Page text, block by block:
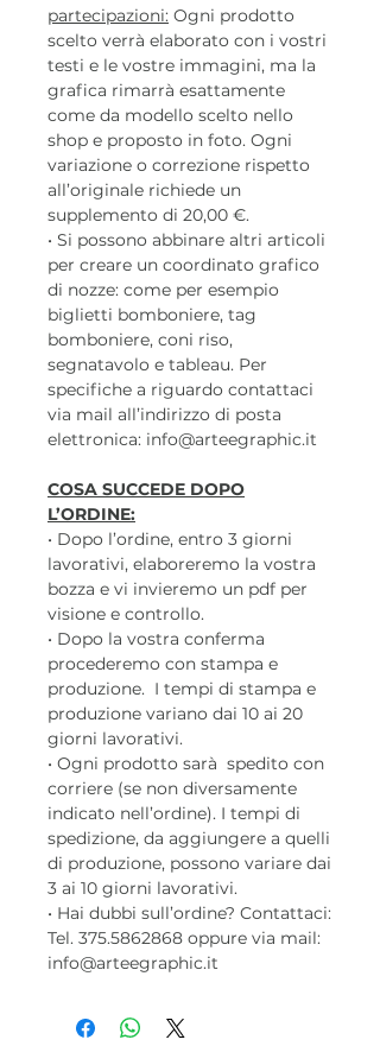
partecipazioni: Ogni prodotto
scelto verrà elaborato con i vostri
testi e le vostre immagini, ma la
grafica rimarrà esattamente
come da modello scelto nello
shop e proposto in foto. Ogni
variazione o correzione rispetto
all’originale richiede un
supplemento di 20,00 €.
• Si possono abbinare altri articoli
per creare un coordinato grafico
di nozze: come per esempio
biglietti bomboniere, tag
bomboniere, coni riso,
segnatavolo e tableau. Per
specifiche a riguardo contattaci
via mail all’indirizzo di posta
elettronica: info@arteegraphic.it
COSA SUCCEDE DOPO
L’ORDINE:
• Dopo l’ordine, entro 3 giorni
lavorativi, elaboreremo la vostra
bozza e vi invieremo un pdf per
visione e controllo.
• Dopo la vostra conferma
procederemo con stampa e
produzione. I tempi di stampa e
produzione variano dai 10 ai 20
giorni lavorativi.
• Ogni prodotto sarà spedito con
corriere (se non diversamente
indicato nell’ordine). I tempi di
spedizione, da aggiungere a quelli
di produzione, possono variare dai
3 ai 10 giorni lavorativi.
• Hai dubbi sull’ordine? Contattaci:
Tel. 375.5862868 oppure via mail:
info@arteegraphic.it